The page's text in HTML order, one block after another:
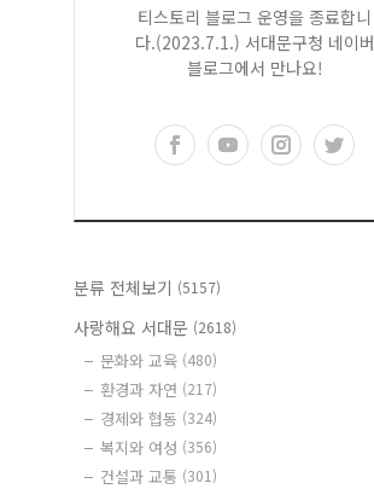
티스토리 블로그 운영을 종료합니
다.(2023.7.1.) 서대문구청 네이버
블로그에서 만나요!
분류 전체보기 (5157)
사랑해요 서대문 (2618)
문화와 교육 (480)
환경과 자연 (217)
경제와 협동 (324)
복지와 여성 (356)
건설과 교통 (301)